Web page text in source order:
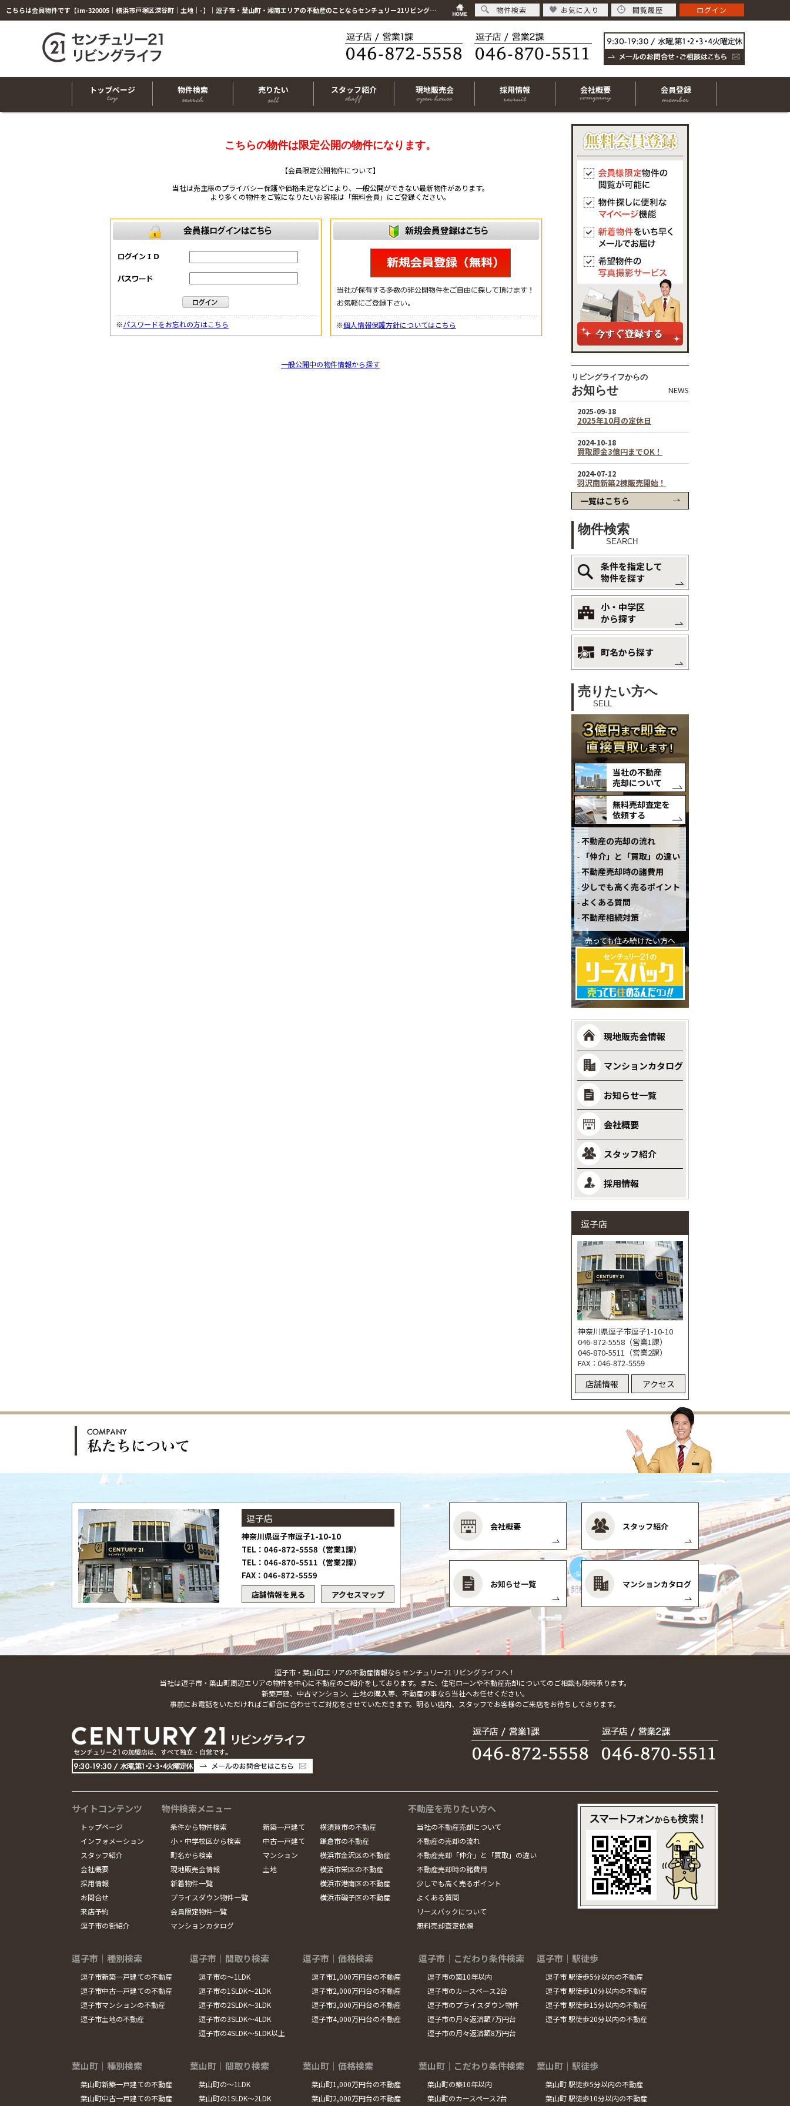
こちらは会員物件です【im-320005｜横浜市戸塚区深谷町｜土地｜-】｜逗子市・葉山町・湘南エリアの不動産のことならセンチュリー21リビングライフにお任せください！
トップページ 物件検索 売りたい スタッフ紹介 現地販売会 採用情報 会社概要 会員登録
こちらの物件は限定公開の物件になります。
【会員限定公開物件について】
当社は売主様のプライバシー保護や価格未定などにより、一般公開ができない最新物件があります。
より多くの物件をご覧になりたいお客様は「無料会員」にご登録ください。
※パスワードをお忘れの方はこちら ※個人情報保護方針についてはこちら
一般公開中の物件情報から探す
リビングライフからの
お知らせ NEWS
一覧はこちら
物件検索
SEARCH
条件を指定して
物件を探す
小・中学区
から探す
町名から探す
売りたい方へ
SELL
当社の不動産
売却について
無料売却査定を
依頼する
不動産の売却の流れ
「仲介」と「買取」の違い
不動産売却時の諸費用
少しでも高く売るポイント
よくある質問
不動産相続対策
売っても住み続けたい方へ
現地販売会情報
マンションカタログ
お知らせ一覧
会社概要
スタッフ紹介
採用情報
逗子店
神奈川県逗子市逗子1-10-10
046-872-5558（営業1課）
046-870-5511（営業2課）
FAX：046-872-5559
店舗情報 アクセス
逗子店
神奈川県逗子市逗子1-10-10
TEL：046-872-5558（営業1課）
TEL：046-870-5511（営業2課）
FAX：046-872-5559
店舗情報を見る
アクセスマップ
会社概要 スタッフ紹介
お知らせ一覧 マンションカタログ
逗子市・葉山町エリアの不動産情報ならセンチュリー21リビングライフへ！
当社は逗子市・葉山町周辺エリアの物件を中心に不動産のご紹介をしております。また、住宅ローンや不動産売却についてのご相談も随時承ります。
新築戸建、中古マンション、土地の購入等、不動産の事なら当社へお任せください。
事前にお電話をいただければご都合に合わせてご対応をさせていただきます。明るい店内、スタッフでお客様のご来店をお待ちしております。
サイトコンテンツ
トップページ
インフォメーション
スタッフ紹介
会社概要
採用情報
お問合せ
来店予約
逗子市の街紹介
物件検索メニュー
条件から物件検索
小・中学校区から検索
町名から検索
現地販売会情報
新着物件一覧
プライスダウン物件一覧
会員限定物件一覧
マンションカタログ
新築一戸建て
中古一戸建て
マンション
土地
横須賀市の不動産
鎌倉市の不動産
横浜市金沢区の不動産
横浜市栄区の不動産
横浜市港南区の不動産
横浜市磯子区の不動産
不動産を売りたい方へ
当社の不動産売却について
不動産の売却の流れ
不動産売却「仲介」と「買取」の違い
不動産売却時の諸費用
少しでも高く売るポイント
よくある質問
リースバックについて
無料売却査定依頼
逗子市｜種別検索
逗子市新築一戸建ての不動産
逗子市中古一戸建ての不動産
逗子市マンションの不動産
逗子市土地の不動産
逗子市｜間取り検索
逗子市の～1LDK
逗子市の1SLDK～2LDK
逗子市の2SLDK～3LDK
逗子市の3SLDK～4LDK
逗子市の4SLDK～5LDK以上
逗子市｜価格検索
逗子市1,000万円台の不動産
逗子市2,000万円台の不動産
逗子市3,000万円台の不動産
逗子市4,000万円台の不動産
逗子市｜こだわり条件検索
逗子市の築10年以内
逗子市のカースペース2台
逗子市のプライスダウン物件
逗子市の月々返済額7万円台
逗子市の月々返済額8万円台
逗子市｜駅徒歩
逗子市 駅徒歩5分以内の不動産
逗子市 駅徒歩10分以内の不動産
逗子市 駅徒歩15分以内の不動産
逗子市 駅徒歩20分以内の不動産
葉山町｜種別検索
葉山町新築一戸建ての不動産
葉山町中古一戸建ての不動産
葉山町｜間取り検索
葉山町の～1LDK
葉山町の1SLDK～2LDK
葉山町｜価格検索
葉山町1,000万円台の不動産
葉山町2,000万円台の不動産
葉山町｜こだわり条件検索
葉山町の築10年以内
葉山町のカースペース2台
葉山町｜駅徒歩
葉山町 駅徒歩5分以内の不動産
葉山町 駅徒歩10分以内の不動産
物件検索 お気に入り 閲覧履歴 ログイン